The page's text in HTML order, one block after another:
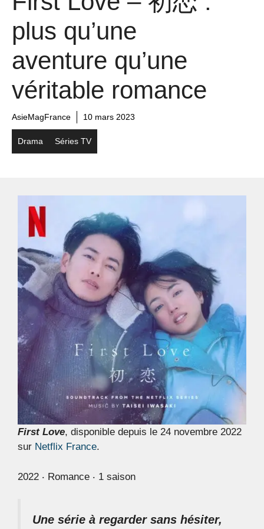
plus qu’une
aventure qu’une
véritable romance
AsieMagFrance 10 mars 2023
Drama Séries TV
First Love, disponible depuis le 24 novembre 2022
sur Netflix France.
2022 ‧ Romance ‧ 1 saison
Une série à regarder sans hésiter,